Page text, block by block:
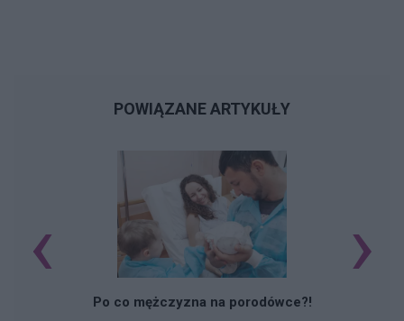
POWIĄZANE ARTYKUŁY
Po co mężczyzna na porodówce?!
‹ ›